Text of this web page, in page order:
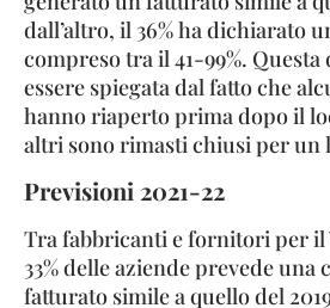
dall’altro, il 36% ha dichiarato
compreso tra il 41-99%.
essere spiegata dal fatto che
hanno riaperto prima dopo il
altri sono rimasti chiusi per un
Previsioni 2021-22
Tra fabbricanti e fornitori per il
33% delle aziende prevede una
fatturato simile a quello del